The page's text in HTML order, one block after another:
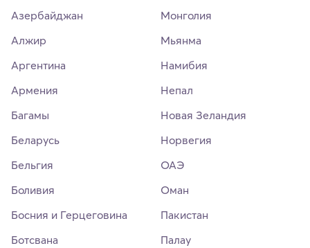
Азербайджан
Алжир
Аргентина
Армения
Багамы
Беларусь
Бельгия
Боливия
Босния и Герцеговина
Ботсвана
Монголия
Мьянма
Намибия
Непал
Новая Зеландия
Норвегия
ОАЭ
Оман
Пакистан
Палау